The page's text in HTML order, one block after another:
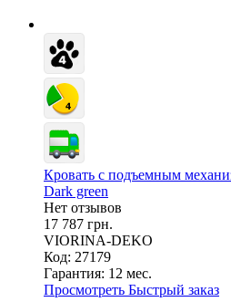
Кровать с подъемным
Dark green
Нет отзывов
17 787 грн.
VIORINA-DEKO
Код: 27179
Гарантия: 12 мес.
Просмотреть Быстрый заказ